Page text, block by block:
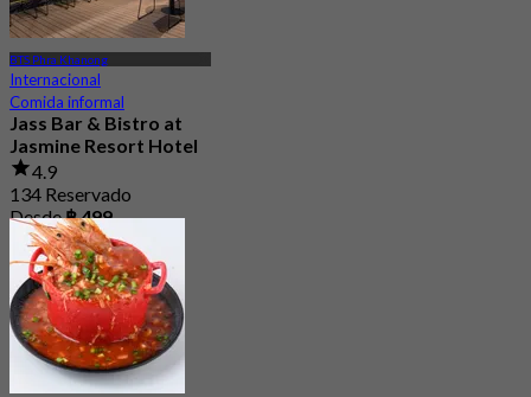
BTS Phra Khanong
Internacional
Comida informal
Jass Bar & Bistro at
Jasmine Resort Hotel
4.9
134 Reservado
Desde฿ 499